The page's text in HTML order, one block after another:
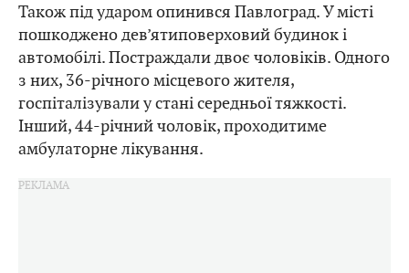
Також під ударом опинився Павлоград. У місті
пошкоджено дев’ятиповерховий будинок і
автомобілі. Постраждали двоє чоловіків. Одного
з них, 36-річного місцевого жителя,
госпіталізували у стані середньої тяжкості.
Інший, 44-річний чоловік, проходитиме
амбулаторне лікування.